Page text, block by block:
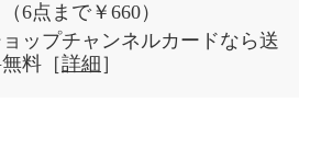
（6点まで￥660）
ョップチャンネルカードなら送
料［詳細 ］